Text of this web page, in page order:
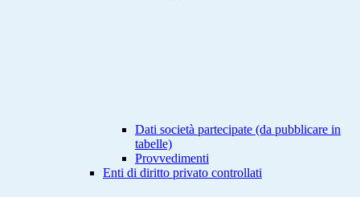
Dati società partecipate (da pubblicare in
tabelle)
Provvedimenti
Enti di diritto privato controllati